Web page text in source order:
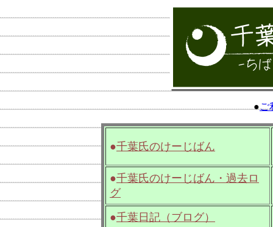
●ご
●千葉氏のけーじばん
●千葉氏のけーじばん・過去ロ
グ
●千葉日記（ブログ）